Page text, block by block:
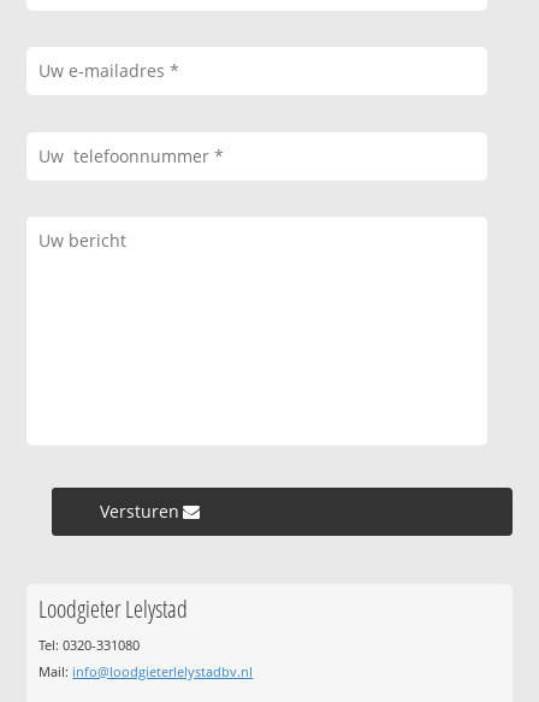
Versturen »
Loodgieter Lelystad
Tel: 0320-331080
Mail: info@loodgieterlelystadbv.nl